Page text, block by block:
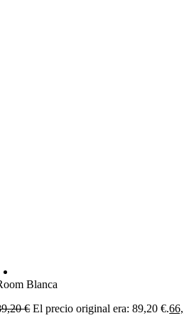
Blanca
€ El precio original era: 89,20 €.